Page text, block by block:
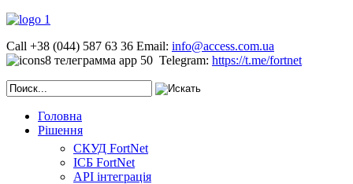
Call +38 (044) 587 63 36 Email: info@access.com.ua
Telegram: https://t.me/fortnet
Головна
Рішення
СКУД FortNet
ІСБ FortNet
API інтеграція